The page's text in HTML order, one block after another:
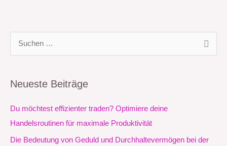
h
e
n
Neueste Beiträge
Du möchtest effizienter traden? Optimiere deine
Handelsroutinen für maximale Produktivität
Die Bedeutung von Geduld und Durchhaltevermögen bei der